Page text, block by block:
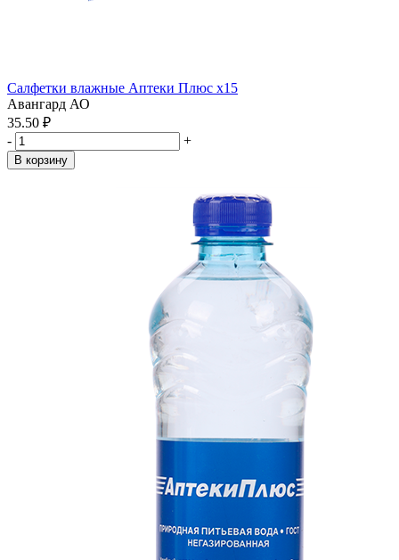
Салфетки влажные Аптеки Плюс x15
Авангард АО
35.50 ₽
-
+
В корзину